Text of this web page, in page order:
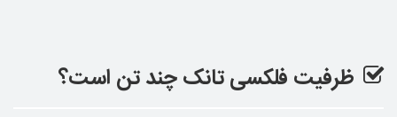
ظرفیت فلکسی تانک چند تن است؟